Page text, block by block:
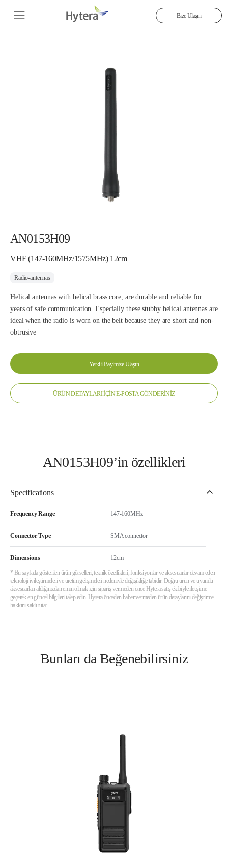
Bize Ulaşın
AN0153H09
VHF (147-160MHz/1575MHz) 12cm
Radio-antennas
Helical antennas with helical brass core, are durable and reliable for
years of safe communication. Especially these stubby helical antennas are
ideal when the radio is worn on the belt because they are short and non-
obtrusive
Yetkili Bayimize Ulaşın
ÜRÜN DETAYLARI İÇİN E-POSTA GÖNDERİNİZ
AN0153H09’in özellikleri
Specifications
Frequency Range 147-160MHz
Connector Type SMA connector
Dimensions 12cm
* Bu sayfada gösterilen ürün görselleri, teknik özellikleri, fonksiyonlar ve aksesuarlar devam eden
teknoloji iyileştirmeleri ve üretim gelişmeleri nedeniyle değişikliğe tabidir. Doğru ürün ve uyumlu
aksesuarları aldığınızdan emin olmak için sipariş vermeden önce Hytera satış ekibiyle iletişime
geçerek en güncel bilgileri talep edin. Hytera önceden haber vermeden ürün detaylarını değiştirme
hakkını saklı tutar.
Bunları da Beğenebilirsiniz